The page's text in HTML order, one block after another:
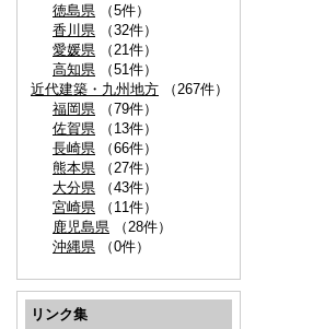
徳島県 （5件）
香川県 （32件）
愛媛県 （21件）
高知県 （51件）
近代建築・九州地方 （267件）
福岡県 （79件）
佐賀県 （13件）
長崎県 （66件）
熊本県 （27件）
大分県 （43件）
宮崎県 （11件）
鹿児島県 （28件）
沖縄県 （0件）
リンク集